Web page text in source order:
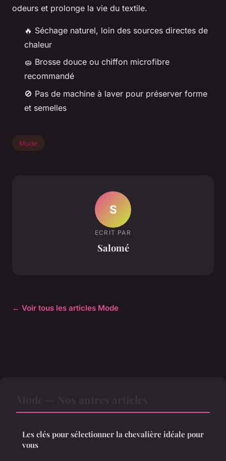
odeurs et prolonge la vie du textile.
🔥 Séchage naturel, loin des sources directes de
chaleur
🧽 Brosse douce ou chiffon microfibre
recommandé
🚫 Pas de machine à laver pour préserver forme
et semelles
Mode
S
ECRIT PAR
Salomé
← Voir tous les articles Mode
Les clés pour sélectionner la chevalière idéale pour
vous